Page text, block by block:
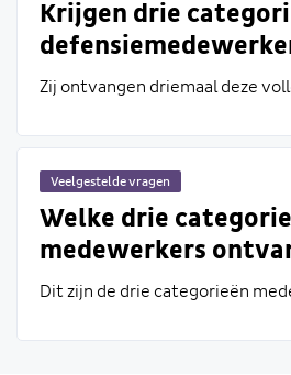
Krijgen drie
een eenmalige
euro bruto of steeds
bedragen?
Zij ontvangen driemaal deze
Veelgestelde vragen
Welke drie
medewerkers
eenmalige
Dit zijn de drie categorieën